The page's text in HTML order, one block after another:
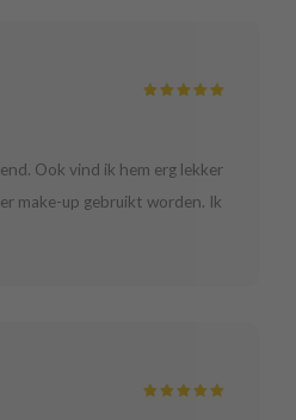
Ook vind ik hem erg lekker
make-up gebruikt worden. Ik